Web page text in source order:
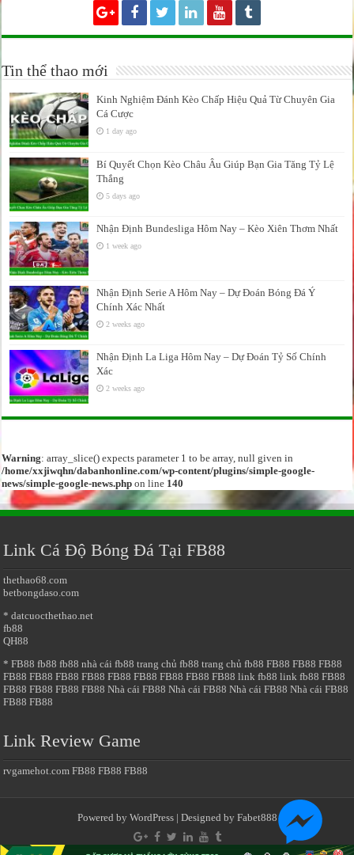
Tin thể thao mới
Kinh Nghiệm Đánh Kèo Chấp Hiệu Quả Từ Chuyên Gia
Cá Cược
1 day ago
Bí Quyết Chọn Kèo Châu Âu Giúp Bạn Gia Tăng Tỷ Lệ
Thắng
5 days ago
Nhận Định Bundesliga Hôm Nay – Kèo Xiên Thơm Nhất
1 week ago
Nhận Định Serie A Hôm Nay – Dự Đoán Bóng Đá Ý
Chính Xác Nhất
2 weeks ago
Nhận Định La Liga Hôm Nay – Dự Đoán Tỷ Số Chính
Xác
2 weeks ago
Warning: array_slice() expects parameter 1 to be array, null given in
/home/xxjiwqhn/dabanhonline.com/wp-content/plugins/simple-google-
news/simple-google-news.php on line 140
Link Cá Độ Bóng Đá Tại FB88
thethao68.com
betbongdaso.com
* datcuocthethao.net
fb88
QH88
* FB88 fb88 fb88 nhà cái fb88 trang chủ fb88 trang chủ fb88 FB88 FB88 FB88
FB88 FB88 FB88 FB88 FB88 FB88 FB88 FB88 FB88 link fb88 link fb88 FB88
FB88 FB88 FB88 FB88 Nhà cái FB88 Nhà cái FB88 Nhà cái FB88 Nhà cái FB88
FB88 FB88
Link Review Game
rvgamehot.com FB88 FB88 FB88
Powered by WordPress| Designed by Fabet888